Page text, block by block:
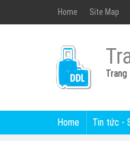
Home Site Map
Home Tin tức -